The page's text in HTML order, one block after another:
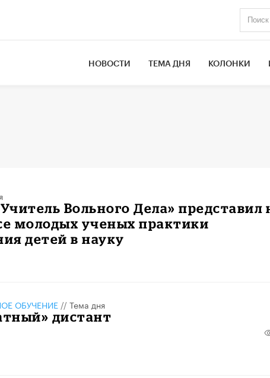
НОВОСТИ ТЕМА ДНЯ КОЛОНКИ
Вольного Дела» представил
молодых ученых практики
детей в науку
ОБУЧЕНИЕ// Тема дня
дистант